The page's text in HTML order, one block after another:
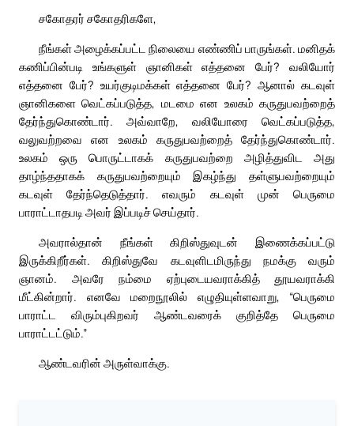
சகோதரர் சகோதரிகளே,
நீங்கள் அழைக்கப்பட்ட நிலையை எண்ணிப் பாருங்கள். மனிதக்
கணிப்பின்படி உங்களுள் ஞானிகள் எத்தனை பேர்? வலியோர்
எத்தனை பேர்? உயர்குடிமக்கள் எத்தனை பேர்? ஆனால் கடவுள்
ஞானிகளை வெட்கப்படுத்த, மடமை என உலகம் கருதுபவற்றைத்
தேர்ந்துகொண்டார். அவ்வாறே, வலியோரை வெட்கப்படுத்த,
வலுவற்றவை என உலகம் கருதுபவற்றைத் தேர்ந்துகொண்டார்.
உலகம் ஒரு பொருட்டாகக் கருதுபவற்றை அழித்துவிட அது
தாழ்ந்ததாகக் கருதுபவற்றையும் இகழ்ந்து தள்ளுபவற்றையும்
கடவுள் தேர்ந்தெடுத்தார். எவரும் கடவுள் முன் பெருமை
பாராட்டாதபடி அவர் இப்படிச் செய்தார்.
அவரால்தான் நீங்கள் கிறிஸ்துவுடன் இணைக்கப்பட்டு
இருக்கிறீர்கள். கிறிஸ்துவே கடவுளிடமிருந்து நமக்கு வரும்
ஞானம். அவரே நம்மை ஏற்புடையவராக்கித் தூயவராக்கி
மீட்கின்றார். எனவே மறைநூலில் எழுதியுள்ளவாறு, “பெருமை
பாராட்ட விரும்புகிறவர் ஆண்டவரைக் குறித்தே பெருமை
பாராட்டட்டும்.”
ஆண்டவரின் அருள்வாக்கு.